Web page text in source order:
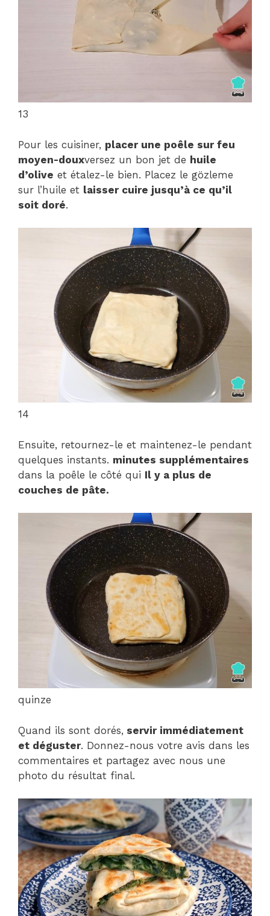
13
Pour les cuisiner, placer une poêle sur feu
moyen-douxversez un bon jet de huile
d’olive et étalez-le bien. Placez le gözleme
sur l’huile et laisser cuire jusqu’à ce qu’il
soit doré.
14
Ensuite, retournez-le et maintenez-le pendant
quelques instants. minutes supplémentaires
dans la poêle le côté qui Il y a plus de
couches de pâte.
quinze
Quand ils sont dorés, servir immédiatement
et déguster. Donnez-nous votre avis dans les
commentaires et partagez avec nous une
photo du résultat final.